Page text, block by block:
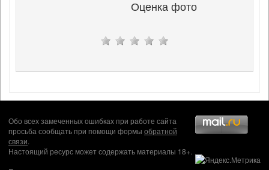
Оценка фото
Обо всех замеченных ошибках при работе сайта
просьба сообщать при помощи формы обратной
связи.
Настоящий ресурс может содержать материалы 18+.